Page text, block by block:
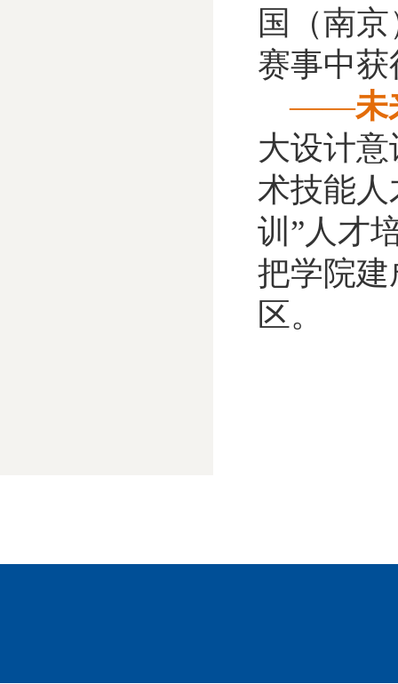
国（南
赛事中
——未
大设计
术技能
训”人才
把学院
区。